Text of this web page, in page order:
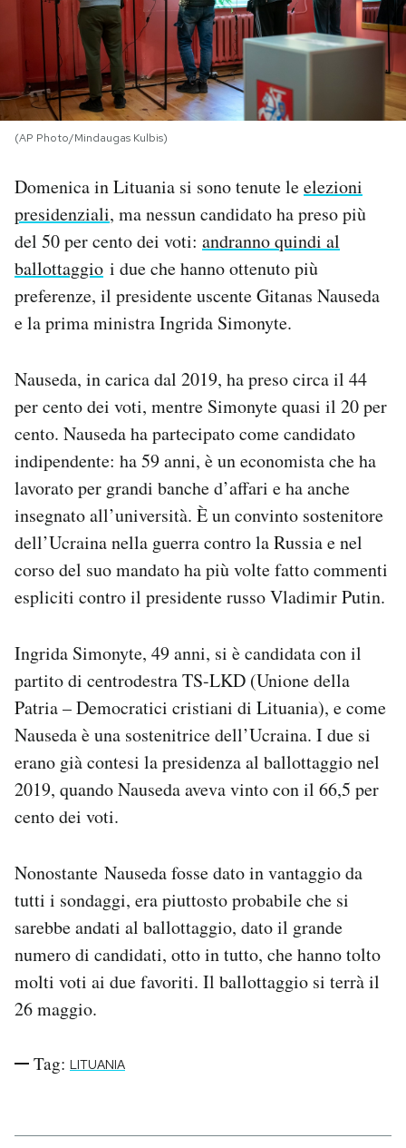
PODCAST
NEWSLETTER
SHOP
CALENDARIO
AREA PERSONALE
Area Personale
Notifiche mobile
Regala il Post
Hai bisogno di aiuto?
Esci
(AP Photo/Mindaugas Kulbis)
Domenica in Lituania si sono tenute leelezioni
presidenziali, ma nessun candidato ha preso più
del 50 per cento dei voti: andranno quindi al
ballottaggio i due che hanno ottenuto più
preferenze, il presidente uscente Gitanas Nauseda
e la prima ministra Ingrida Simonyte.
Nauseda, in carica dal 2019, ha preso circa il 44
per cento dei voti, mentre Simonyte quasi il 20 per
cento. Nauseda ha partecipato come candidato
indipendente: ha 59 anni, è un economista che ha
lavorato per grandi banche d’affari e ha anche
insegnato all’università. È un convinto sostenitore
dell’Ucraina nella guerra contro la Russia e nel
corso del suo mandato ha più volte fatto commenti
espliciti contro il presidente russo Vladimir Putin.
Ingrida Simonyte, 49 anni, si è candidata con il
partito di centrodestra TS-LKD (Unione della
Patria – Democratici cristiani di Lituania), e come
Nauseda è una sostenitrice dell’Ucraina. I due si
erano già contesi la presidenza al ballottaggio nel
2019, quando Nauseda aveva vinto con il 66,5 per
cento dei voti.
Nonostante Nauseda fosse dato in vantaggio da
tutti i sondaggi, era piuttosto probabile che si
sarebbe andati al ballottaggio, dato il grande
numero di candidati, otto in tutto, che hanno tolto
molti voti ai due favoriti. Il ballottaggio si terrà il
26 maggio.
Tag: LITUANIA